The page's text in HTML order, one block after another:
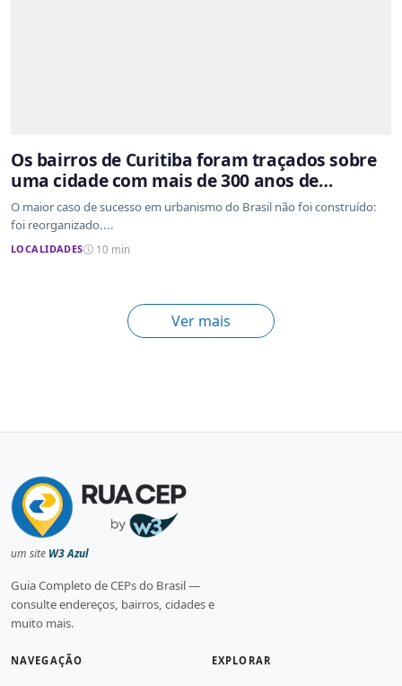
Os bairros de Curitiba foram traçados sobre
uma cidade com mais de 300 anos de
ocupação desordenada
O maior caso de sucesso em urbanismo do Brasil não foi construído:
foi reorganizado....
LOCALIDADES 10 min
Ver mais
um site W3 Azul
Guia Completo de CEPs do Brasil —
consulte endereços, bairros, cidades e
muito mais.
NAVEGAÇÃO EXPLORAR